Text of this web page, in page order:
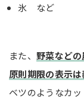
氷 など
また、 野菜など
原則期限の表示
ベツのようなカ